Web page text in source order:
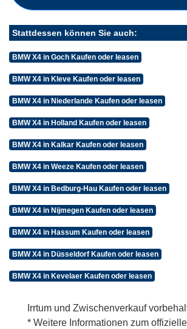
Stattdessen können Sie auch:
BMW X4 in Goch Kaufen oder leasen
BMW X4 in Kleve Kaufen oder leasen
BMW X4 in Niederlande Kaufen oder leasen
BMW X4 in Holland Kaufen oder leasen
BMW X4 in Kalkar Kaufen oder leasen
BMW X4 in Weeze Kaufen oder leasen
BMW X4 in Bedburg-Hau Kaufen oder leasen
BMW X4 in Nijmegen Kaufen oder leasen
BMW X4 in Hassum Kaufen oder leasen
BMW X4 in Düsseldorf Kaufen oder leasen
BMW X4 in Kevelaer Kaufen oder leasen
Irrtum und Zwischenverkauf
* Weitere Informationen zum